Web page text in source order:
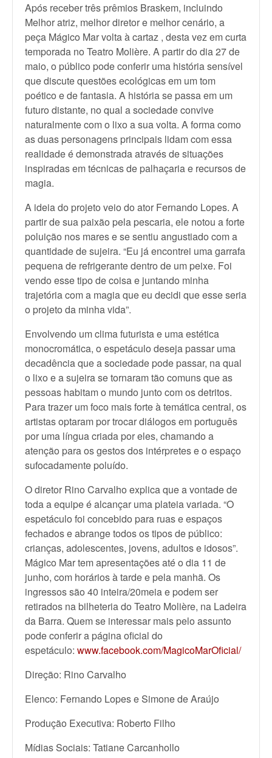
Após receber três prêmios Braskem, incluindo
Melhor atriz, melhor diretor e melhor cenário, a
peça Mágico Mar volta à cartaz , desta vez em curta
temporada no Teatro Molière. A partir do dia 27 de
maio, o público pode conferir uma história sensível
que discute questões ecológicas em um tom
poético e de fantasia. A história se passa em um
futuro distante, no qual a sociedade convive
naturalmente com o lixo a sua volta. A forma como
as duas personagens principais lidam com essa
realidade é demonstrada através de situações
inspiradas em técnicas de palhaçaria e recursos de
magia.
A ideia do projeto veio do ator Fernando Lopes. A
partir de sua paixão pela pescaria, ele notou a forte
poluição nos mares e se sentiu angustiado com a
quantidade de sujeira. “Eu já encontrei uma garrafa
pequena de refrigerante dentro de um peixe. Foi
vendo esse tipo de coisa e juntando minha
trajetória com a magia que eu decidi que esse seria
o projeto da minha vida”.
Envolvendo um clima futurista e uma estética
monocromática, o espetáculo deseja passar uma
decadência que a sociedade pode passar, na qual
o lixo e a sujeira se tornaram tão comuns que as
pessoas habitam o mundo junto com os detritos.
Para trazer um foco mais forte à temática central, os
artistas optaram por trocar diálogos em português
por uma língua criada por eles, chamando a
atenção para os gestos dos intérpretes e o espaço
sufocadamente poluído.
O diretor Rino Carvalho explica que a vontade de
toda a equipe é alcançar uma plateia variada. “O
espetáculo foi concebido para ruas e espaços
fechados e abrange todos os tipos de público:
crianças, adolescentes, jovens, adultos e idosos”.
Mágico Mar tem apresentações até o dia 11 de
junho, com horários à tarde e pela manhã. Os
ingressos são 40 inteira/20meia e podem ser
retirados na bilheteria do Teatro Molière, na Ladeira
da Barra. Quem se interessar mais pelo assunto
pode conferir a página oficial do
espetáculo: www.facebook.com/MagicoMarOficial/
Direção: Rino Carvalho
Elenco: Fernando Lopes e Simone de Araújo
Produção Executiva: Roberto Filho
Mídias Sociais: Tatiane Carcanhollo